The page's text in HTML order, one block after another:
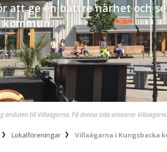
att ge en bättre närhet och
kommun.
ansluten till Villaägarna. På denna sida ansvarar
Lokalföreningar Villaägarna i Kungsbacka